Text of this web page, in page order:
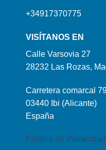
+34917370775
VISÍTANOS EN
Calle Varsovia 27
28232 Las Rozas,
Carretera comarcal
03440 Ibi (Alicante)
España
Política de Privacidad